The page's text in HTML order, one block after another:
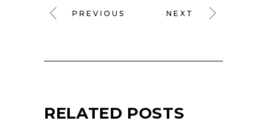
PREVIOUS NEXT
RELATED POSTS